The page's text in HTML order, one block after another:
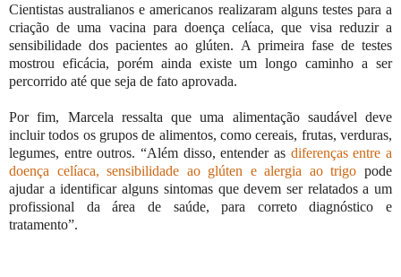
Cientistas australianos e americanos realizaram alguns testes para a
criação de uma vacina para doença celíaca, que visa reduzir a
sensibilidade dos pacientes ao glúten. A primeira fase de testes
mostrou eficácia, porém ainda existe um longo caminho a ser
percorrido até que seja de fato aprovada.
Por fim, Marcela ressalta que uma alimentação saudável deve
incluir todos os grupos de alimentos, como cereais, frutas, verduras,
legumes, entre outros. “Além disso, entender as diferenças entre a
doença celíaca, sensibilidade ao glúten e alergia ao trigo pode
ajudar a identificar alguns sintomas que devem ser relatados a um
profissional da área de saúde, para correto diagnóstico e
tratamento”.